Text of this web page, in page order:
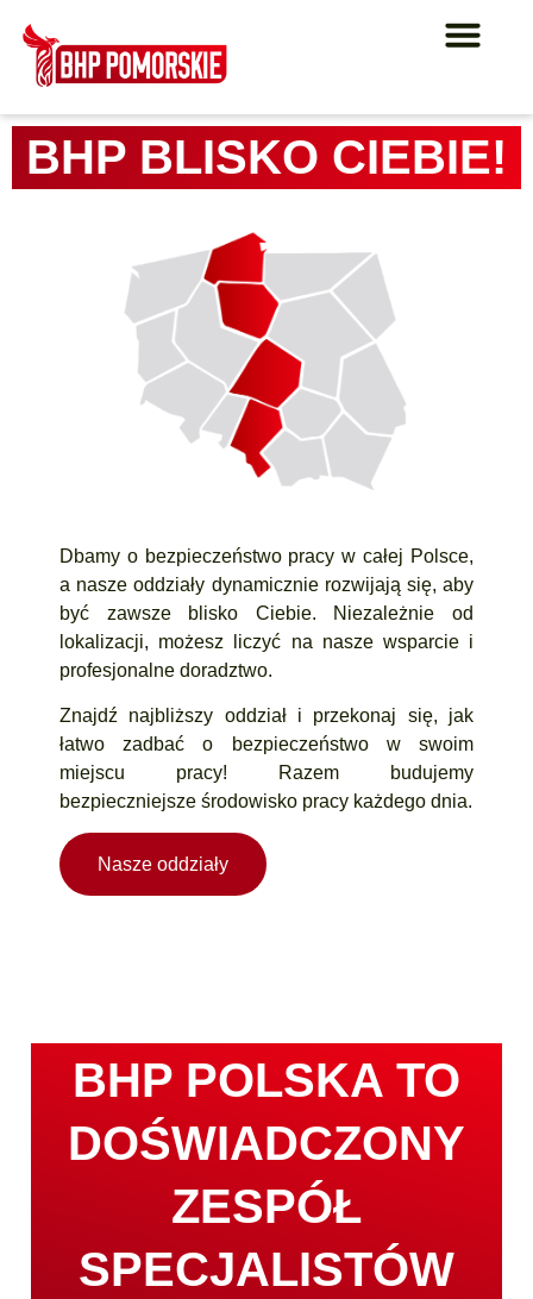
BHP BLISKO CIEBIE!
Dbamy o bezpieczeństwo pracy w całej Polsce,
a nasze oddziały dynamicznie rozwijają się, aby
być zawsze blisko Ciebie. Niezależnie od
lokalizacji, możesz liczyć na nasze wsparcie i
profesjonalne doradztwo.
Znajdź najbliższy oddział i przekonaj się, jak
łatwo zadbać o bezpieczeństwo w swoim
miejscu pracy! Razem budujemy
bezpieczniejsze środowisko pracy każdego dnia.
Nasze oddziały
BHP POLSKA TO
DOŚWIADCZONY
ZESPÓŁ
SPECJALISTÓW